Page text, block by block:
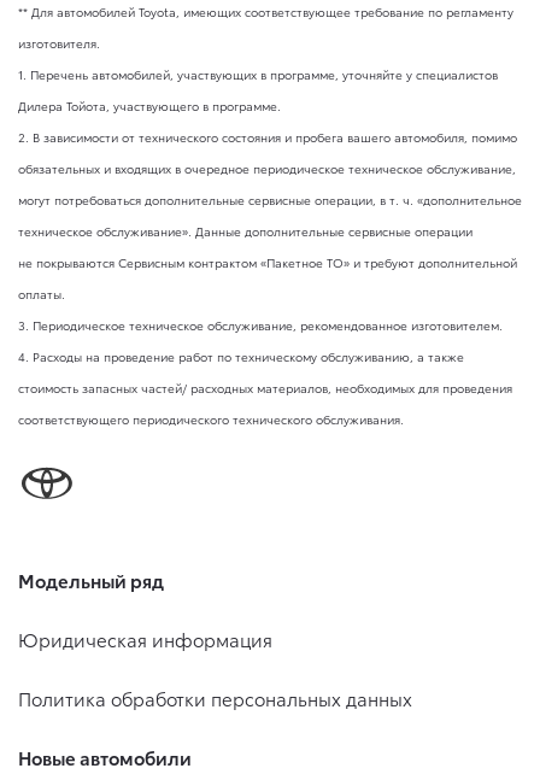
** Для автомобилей Toyota, имеющих соответствующее требование по регламенту
изготовителя.
1. Перечень автомобилей, участвующих в программе, уточняйте у специалистов
Дилера Тойота, участвующего в программе.
2. В зависимости от технического состояния и пробега вашего автомобиля, помимо
обязательных и входящих в очередное периодическое техническое обслуживание,
могут потребоваться дополнительные сервисные операции, в т. ч. «дополнительное
техническое обслуживание». Данные дополнительные сервисные операции
не покрываются Сервисным контрактом «Пакетное ТО» и требуют дополнительной
оплаты.
3. Периодическое техническое обслуживание, рекомендованное изготовителем.
4. Расходы на проведение работ по техническому обслуживанию, а также
стоимость запасных частей/ расходных материалов, необходимых для проведения
соответствующего периодического технического обслуживания.
Модельный ряд
Юридическая информация
Политика обработки персональных данных
Новые автомобили